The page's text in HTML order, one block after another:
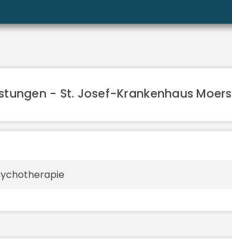
- St. Josef-Krankenhaus Moers